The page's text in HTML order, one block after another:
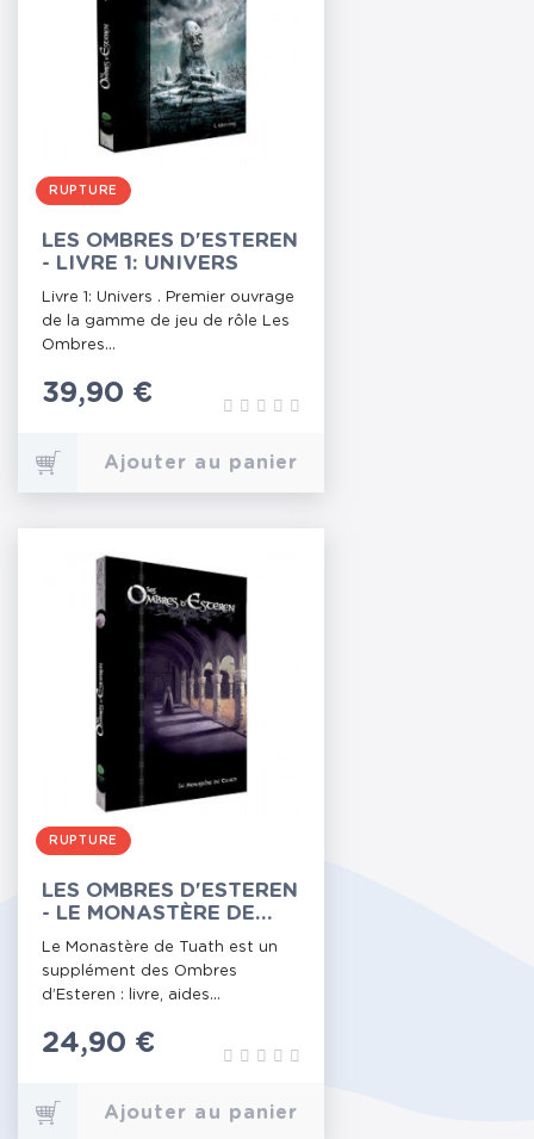
RUPTURE
LES OMBRES D'ESTEREN
- LIVRE 1: UNIVERS
Livre 1: Univers . Premier ouvrage
de la gamme de jeu de rôle Les
Ombres...
Prix
39,90 €
Ajouter au panier
RUPTURE
LES OMBRES D'ESTEREN
- LE MONASTÈRE DE
Le Monastère de Tuath est un
supplément des Ombres
d’Esteren : livre, aides...
Prix
24,90 €
Ajouter au panier